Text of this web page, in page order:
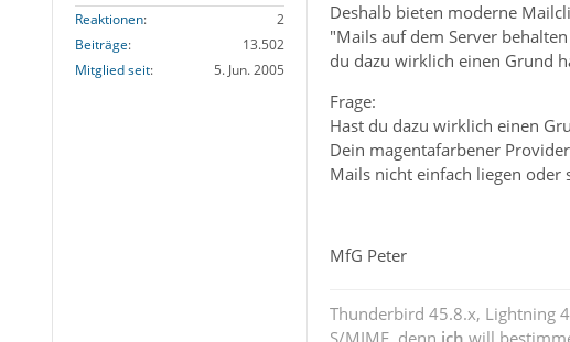
Reaktionen
2
Beiträge
13.502
Mitglied seit
5. Jun. 2005
Deshalb bieten moderne
"Mails auf dem Server
du dazu wirklich einen Grund
Frage:
Hast du dazu wirklich einen
Dein magentafarbener
Mails nicht einfach liegen oder
MfG Peter
Thunderbird 45.8.x, Lightning
S/MIME, denn ich will